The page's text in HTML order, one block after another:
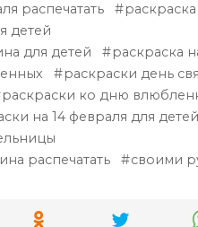
распечатать
детей
для детей
раскраска
раскраски день
раскраски ко дню
на 14 февраля для
распечатать
своими